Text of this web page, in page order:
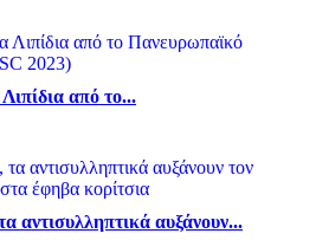
από το...
αντισυλληπτικά αυξάνουν...